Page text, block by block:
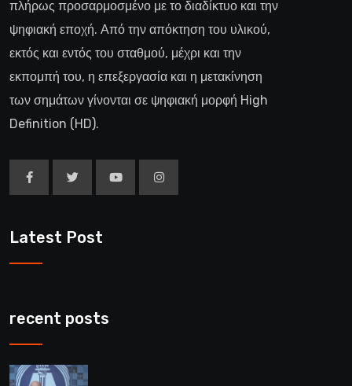
πλήρως προσαρμοσμένο με το διαδίκτυο και την
ψηφιακή εποχή. Από την απόκτηση του υλικού,
εκτός και εντός του σταθμού, μέχρι και την
εκπομπή του, η επεξεργασία και η μετακίνηση
των σημάτων γίνονται σε ψηφιακή μορφή High
Definition (HD).
Latest Post
recent posts